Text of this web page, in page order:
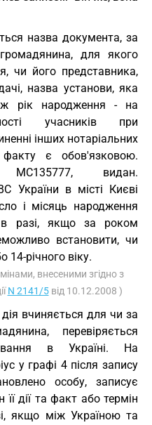
назва документа, за
для якого
чи його представника,
назва установи, яка
рік народження - на
учасників при
інших нотаріальних
є обов'язковою.
МС135777, видан.
України в місті Києві
і місяць народження
в разі, якщо за роком
встановити, чи
14-річного віку.
внесеними згідно з
N 2141/5від 10.12.2008 )
вчиняється для чи за
перевіряється
в Україні. На
у графі 4 після запису
особу, записує
її дії та факт або термін
якщо між Україною та